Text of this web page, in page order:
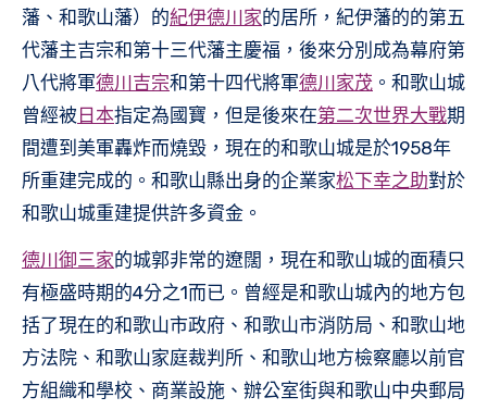
藩、和歌山藩）的紀伊德川家的居所，紀伊藩的的第五
代藩主吉宗和第十三代藩主慶福，後來分別成為幕府第
八代將軍德川吉宗和第十四代將軍德川家茂 。和歌山城
曾經被 日本指定為國寶，但是後來在第二次世界大戰期
間遭到美軍轟炸而燒毀，現在的和歌山城是於1958年
所重建完成的。和歌山縣出身的企業家松下幸之助對於
和歌山城重建提供許多資金。
德川御三家的城郭非常的遼闊，現在和歌山城的面積只
有極盛時期的4分之1而已。曾經是和歌山城內的地方包
括了現在的和歌山市政府、和歌山市消防局、和歌山地
方法院、和歌山家庭裁判所、和歌山地方檢察廳以前官
方組織和學校、商業設施、辦公室街與和歌山中央郵局